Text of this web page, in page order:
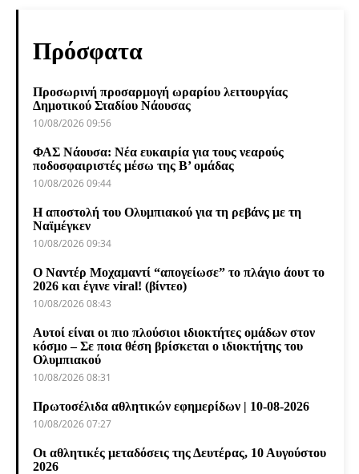
Πρόσφατα
Προσωρινή προσαρμογή ωραρίου λειτουργίας
Δημοτικού Σταδίου Νάουσας
10/08/2026 09:56
ΦΑΣ Νάουσα: Νέα ευκαιρία για τους νεαρούς
ποδοσφαιριστές μέσω της Β’ ομάδας
10/08/2026 09:44
Η αποστολή του Ολυμπιακού για τη ρεβάνς με τη
Ναϊμέγκεν
10/08/2026 09:34
Ο Ναντέρ Μοχαμαντί “απογείωσε” το πλάγιο άουτ το
2026 και έγινε viral! (βίντεο)
10/08/2026 08:43
Αυτοί είναι οι πιο πλούσιοι ιδιοκτήτες ομάδων στον
κόσμο – Σε ποια θέση βρίσκεται ο ιδιοκτήτης του
Ολυμπιακού
10/08/2026 08:31
Πρωτοσέλιδα αθλητικών εφημερίδων | 10-08-2026
10/08/2026 07:27
Οι αθλητικές μεταδόσεις της Δευτέρας, 10 Αυγούστου
2026